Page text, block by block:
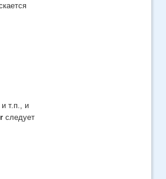
т.п., и
следует